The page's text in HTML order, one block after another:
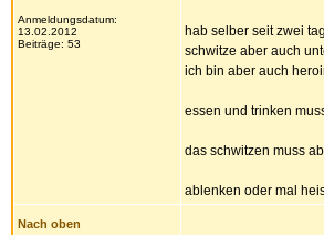
Anmeldungsdatum:
13.02.2012
Beiträge: 53
hab selber seit zwei
schwitze aber auch
ich bin aber auch
essen und trinken
das schwitzen muss
ablenken oder mal
Nach oben